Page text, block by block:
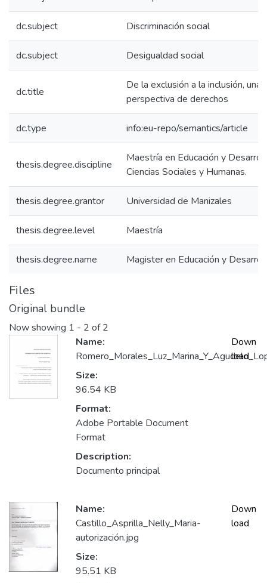
dc.subject Discriminación social
dc.subject Desigualdad social
dc.title
De la exclusión a la inclusión, una
perspectiva de derechos
dc.type info:eu-repo/semantics/article
thesis.degree.discipline
Maestría en Educación y
Ciencias Sociales y Humanas.
thesis.degree.grantor Universidad de Manizales
thesis.degree.level Maestría
thesis.degree.name Magister en Educación y
Files
Original bundle
Now showing 1 - 2 of 2
Name:
Size:
96.54 KB
Format:
Adobe Portable Document
Format
Description:
Documento principal
Down
load
Name:
Castillo_Asprilla_Nelly_Maria-
autorización.jpg
Size:
95.51 KB
Down
load